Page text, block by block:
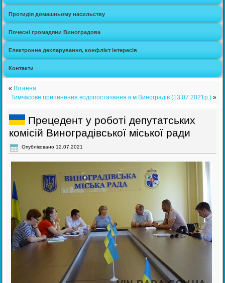
Протидія домашньому насильству
Почесні громадяни Виноградова
Електронне декларування, конфлікт інтересів
Контакти
« Вітання
Тимчасове припинення водопостачання в м.Виноградів (13.07.2021р.)»
Прецедент у роботі депутатських
комісій Виноградівської міської ради
Опубліковано 12.07.2021